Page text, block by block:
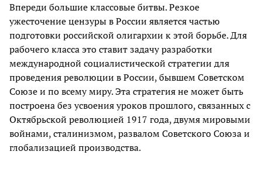
Впереди большие классовые битвы. Резкое
ужесточение цензуры в России является частью
подготовки российской олигархии к этой борьбе. Для
рабочего класса это ставит задачу разработки
международной социалистической стратегии для
проведения революции в России, бывшем Советском
Союзе и по всему миру. Эта стратегия не может быть
построена без усвоения уроков прошлого, связанных с
Октябрьской революцией 1917 года, двумя мировыми
войнами, сталинизмом, развалом Советского Союза и
глобализацией производства.